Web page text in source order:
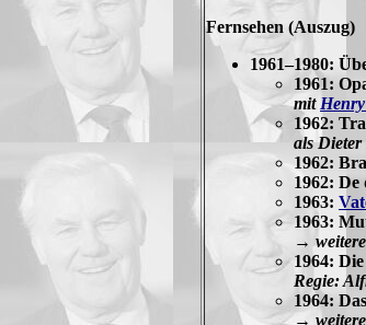
Fernsehen (Auszug)
1961–1980:
1961:
mit
1962:
als
1962:
1962: De
1963:
1963:
→
1964:
Regie:
1964:
→